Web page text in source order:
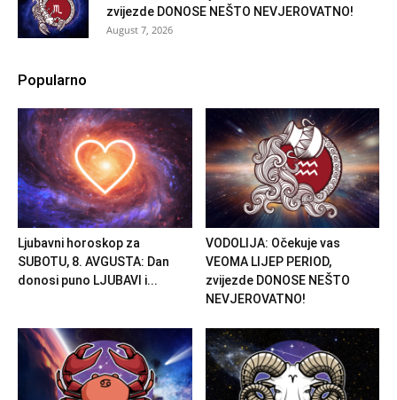
zvijezde DONOSE NEŠTO NEVJEROVATNO!
August 7, 2026
Popularno
Ljubavni horoskop za
SUBOTU, 8. AVGUSTA: Dan
donosi puno LJUBAVI i...
VODOLIJA: Očekuje vas
VEOMA LIJEP PERIOD,
zvijezde DONOSE NEŠTO
NEVJEROVATNO!